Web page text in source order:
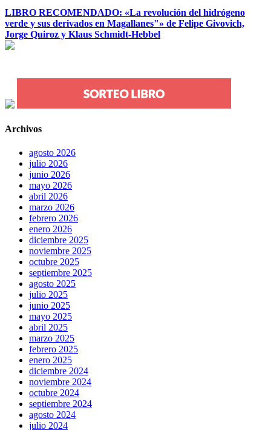
LIBRO RECOMENDADO: «La revolución del hidrógeno
verde y sus derivados en Magallanes"» de Felipe Givovich,
Jorge Quiroz y Klaus Schmidt-Hebbel
Archivos
agosto 2026
julio 2026
junio 2026
mayo 2026
abril 2026
marzo 2026
febrero 2026
enero 2026
diciembre 2025
noviembre 2025
octubre 2025
septiembre 2025
agosto 2025
julio 2025
junio 2025
mayo 2025
abril 2025
marzo 2025
febrero 2025
enero 2025
diciembre 2024
noviembre 2024
octubre 2024
septiembre 2024
agosto 2024
julio 2024